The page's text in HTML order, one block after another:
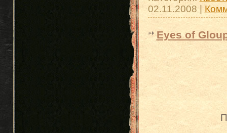
02.11.2008
Eyes of